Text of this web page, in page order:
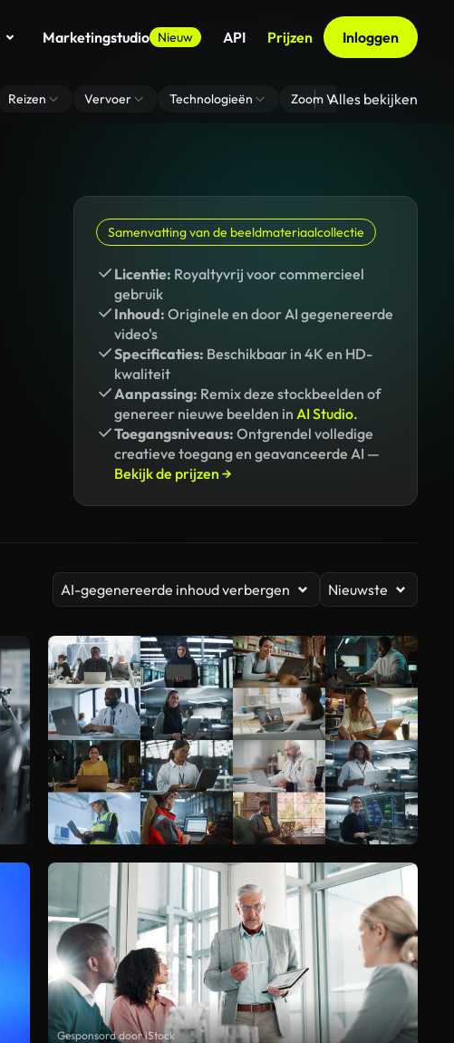
Marketingstudio Nieuw API Prijzen Inloggen
Reizen Vervoer Technologieën Zoom Virtuele
Alles bekijken
Samenvatting van de beeldmateriaalcollectie
Licentie: Royaltyvrij voor commercieel
gebruik
Inhoud: Originele en door AI gegenereerde
video's
Specificaties: Beschikbaar in 4K en HD-
kwaliteit
Aanpassing: Remix deze stockbeelden of
genereer nieuwe beelden in AI Studio.
Toegangsniveaus: Ontgrendel volledige
creatieve toegang en geavanceerde AI —
Bekijk de prijzen →
AI-gegenereerde inhoud verbergen Nieuwste
Gesponsord door iStock